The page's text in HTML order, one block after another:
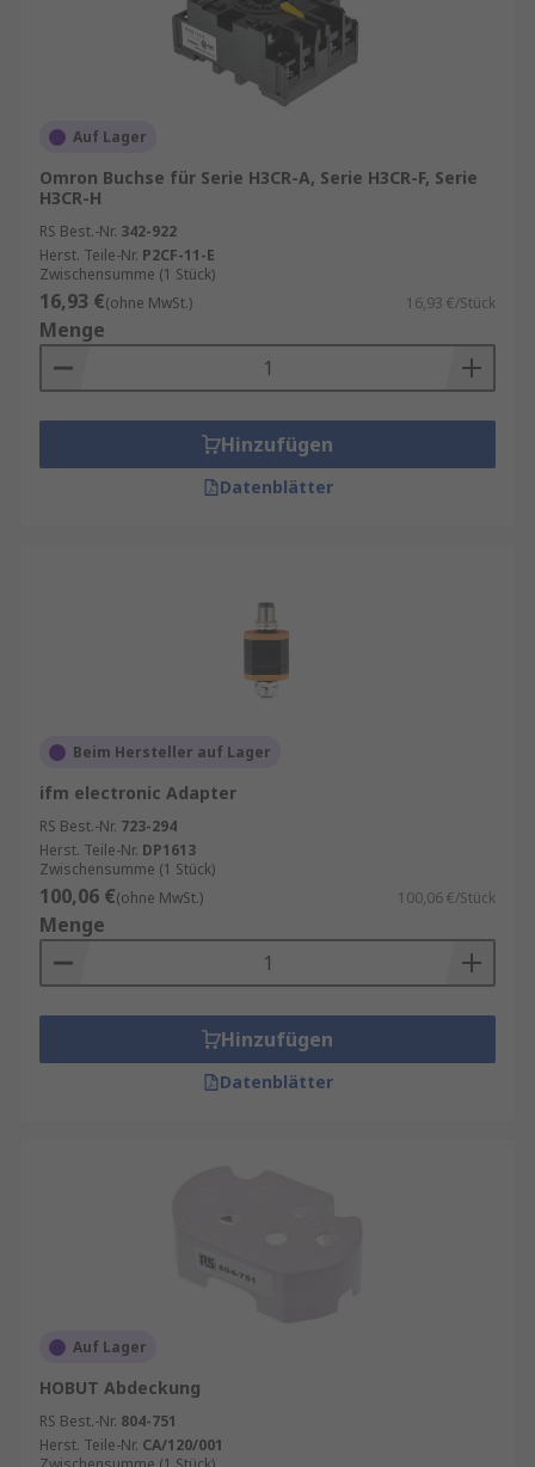
Auf Lager
Omron Buchse für Serie H3CR-A, Serie H3CR-F, Serie
H3CR-H
RS Best.-Nr. 342-922
Herst. Teile-Nr. P2CF-11-E
Zwischensumme (1 Stück)
16,93 €(ohne MwSt.) 16,93 €/Stück
Menge
Hinzufügen
Datenblätter
Beim Hersteller auf Lager
ifm electronic Adapter
RS Best.-Nr. 723-294
Herst. Teile-Nr. DP1613
Zwischensumme (1 Stück)
100,06 €(ohne MwSt.) 100,06 €/Stück
Menge
Hinzufügen
Datenblätter
Auf Lager
HOBUT Abdeckung
RS Best.-Nr. 804-751
Herst. Teile-Nr. CA/120/001